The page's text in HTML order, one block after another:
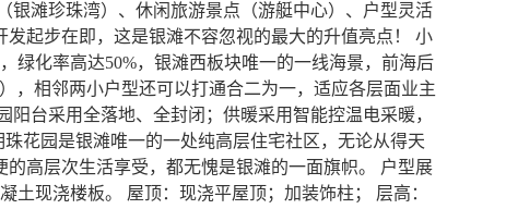
银滩珍珠湾）、休闲旅游景点（游艇中心）、户型灵活
起步在即，这是银滩不容忽视的最大的升值亮点！ 小
绿化率高达50%，银滩西板块唯一的一线海景，前海后
，相邻两小户型还可以打通合二为一，适应各层面业主
台采用全落地、全封闭；供暖采用智能控温电采暖，
花园是银滩唯一的一处纯高层住宅社区，无论从得天
高层次生活享受，都无愧是银滩的一面旗帜。 户型展
现浇楼板。 屋顶：现浇平屋顶；加装饰柱； 层高：